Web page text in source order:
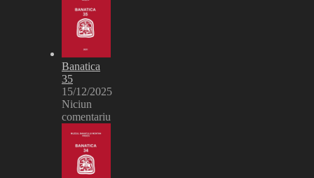
Banatica
35
15/12/2025
Niciun
comentariu